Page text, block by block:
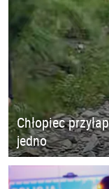
Chłopiec
jedno